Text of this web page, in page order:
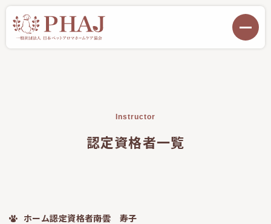
Instructor
認定資格者一覧
ホーム認定資格者南雲 寿子